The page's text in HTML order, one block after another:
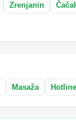
Zrenjanin
Masaža Hotline